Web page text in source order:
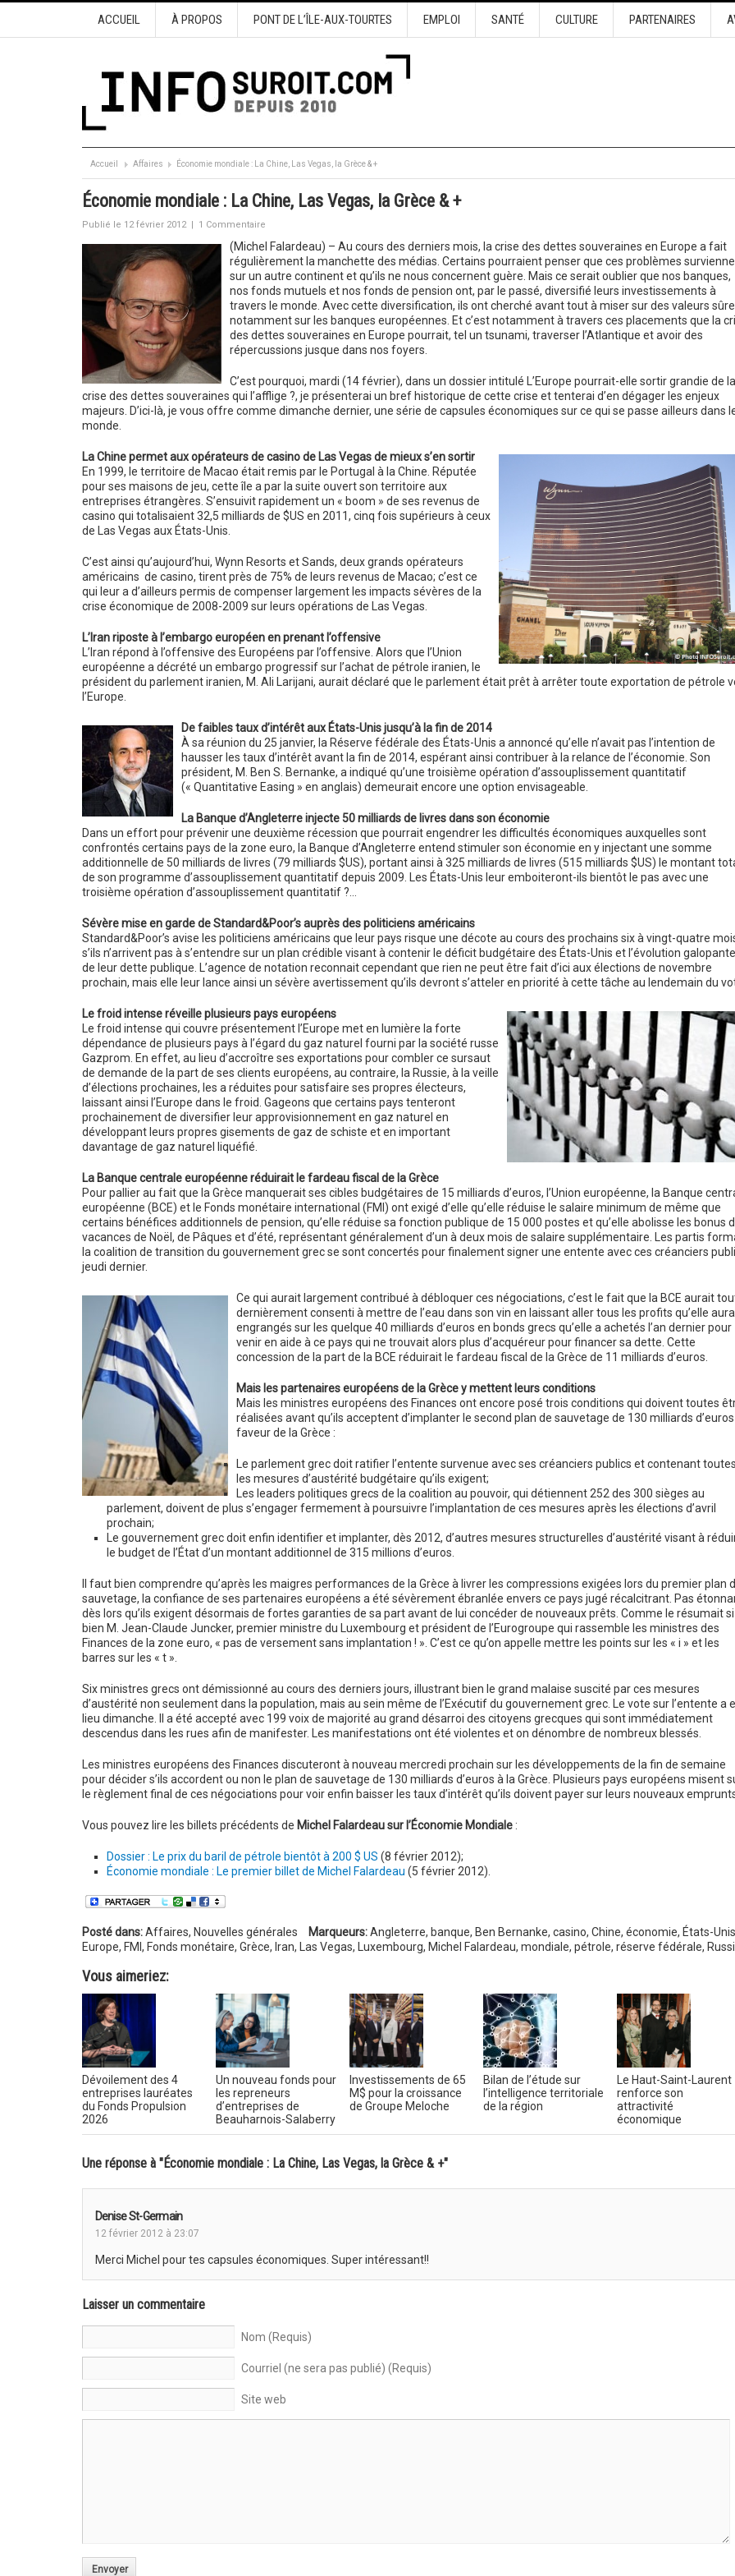
ACCUEIL À PROPOS PONT DE L’ÎLE-AUX-TOURTES EMPLOI SANTÉ CULTURE PARTENAIRES
Accueil Affaires Économie mondiale : La Chine, Las Vegas, la Grèce & +
Économie mondiale : La Chine, Las Vegas, la Grèce & +
Publié le 12 février 2012 | 1 Commentaire
(Michel Falardeau) – Au cours des derniers mois, la crise des dettes souveraines en Europe a fait
régulièrement la manchette des médias. Certains pourraient penser que ces problèmes
sur un autre continent et qu’ils ne nous concernent guère. Mais ce serait oublier que nos banques,
nos fonds mutuels et nos fonds de pension ont, par le passé, diversifié leurs investissements à
travers le monde. Avec cette diversification, ils ont cherché avant tout à miser sur des valeurs
notamment sur les banques européennes. Et c’est notamment à travers ces placements que la
des dettes souveraines en Europe pourrait, tel un tsunami, traverser l’Atlantique et avoir des
répercussions jusque dans nos foyers.
C’est pourquoi, mardi (14 février), dans un dossier intitulé L’Europe pourrait-elle sortir grandie de la
crise des dettes souveraines qui l’afflige ?, je présenterai un bref historique de cette crise et tenterai d’en dégager les enjeux
majeurs. D’ici-là, je vous offre comme dimanche dernier, une série de capsules économiques sur ce qui se passe ailleurs dans
monde.
La Chine permet aux opérateurs de casino de Las Vegas de mieux s’en sortir
En 1999, le territoire de Macao était remis par le Portugal à la Chine. Réputée
pour ses maisons de jeu, cette île a par la suite ouvert son territoire aux
entreprises étrangères. S’ensuivit rapidement un « boom » de ses revenus de
casino qui totalisaient 32,5 milliards de $US en 2011, cinq fois supérieurs à ceux
de Las Vegas aux États-Unis.
C’est ainsi qu’aujourd’hui, Wynn Resorts et Sands, deux grands opérateurs
américains de casino, tirent près de 75% de leurs revenus de Macao; c’est ce
qui leur a d’ailleurs permis de compenser largement les impacts sévères de la
crise économique de 2008-2009 sur leurs opérations de Las Vegas.
L’Iran riposte à l’embargo européen en prenant l’offensive
L’Iran répond à l’offensive des Européens par l’offensive. Alors que l’Union
européenne a décrété un embargo progressif sur l’achat de pétrole iranien, le
président du parlement iranien, M. Ali Larijani, aurait déclaré que le parlement était prêt à arrêter toute exportation de pétrole
l’Europe.
De faibles taux d’intérêt aux États-Unis jusqu’à la fin de 2014
À sa réunion du 25 janvier, la Réserve fédérale des États-Unis a annoncé qu’elle n’avait pas l’intention de
hausser les taux d’intérêt avant la fin de 2014, espérant ainsi contribuer à la relance de l’économie. Son
président, M. Ben S. Bernanke, a indiqué qu’une troisième opération d’assouplissement quantitatif
(« Quantitative Easing » en anglais) demeurait encore une option envisageable.
La Banque d’Angleterre injecte 50 milliards de livres dans son économie
Dans un effort pour prévenir une deuxième récession que pourrait engendrer les difficultés économiques auxquelles sont
confrontés certains pays de la zone euro, la Banque d’Angleterre entend stimuler son économie en y injectant une somme
additionnelle de 50 milliards de livres (79 milliards $US), portant ainsi à 325 milliards de livres (515 milliards $US) le montant
de son programme d’assouplissement quantitatif depuis 2009. Les États-Unis leur emboiteront-ils bientôt le pas avec une
troisième opération d’assouplissement quantitatif ?…
Sévère mise en garde de Standard&Poor’s auprès des politiciens américains
Standard&Poor’s avise les politiciens américains que leur pays risque une décote au cours des prochains six à vingt-quatre
s’ils n’arrivent pas à s’entendre sur un plan crédible visant à contenir le déficit budgétaire des États-Unis et l’évolution galopante
de leur dette publique. L’agence de notation reconnait cependant que rien ne peut être fait d’ici aux élections de novembre
prochain, mais elle leur lance ainsi un sévère avertissement qu’ils devront s’atteler en priorité à cette tâche au lendemain du
Le froid intense réveille plusieurs pays européens
Le froid intense qui couvre présentement l’Europe met en lumière la forte
dépendance de plusieurs pays à l’égard du gaz naturel fourni par la société russe
Gazprom. En effet, au lieu d’accroître ses exportations pour combler ce sursaut
de demande de la part de ses clients européens, au contraire, la Russie, à la veille
d’élections prochaines, les a réduites pour satisfaire ses propres électeurs,
laissant ainsi l’Europe dans le froid. Gageons que certains pays tenteront
prochainement de diversifier leur approvisionnement en gaz naturel en
développant leurs propres gisements de gaz de schiste et en important
davantage de gaz naturel liquéfié.
La Banque centrale européenne réduirait le fardeau fiscal de la Grèce
Pour pallier au fait que la Grèce manquerait ses cibles budgétaires de 15 milliards d’euros, l’Union européenne, la Banque
européenne (BCE) et le Fonds monétaire international (FMI) ont exigé d’elle qu’elle réduise le salaire minimum de même que
certains bénéfices additionnels de pension, qu’elle réduise sa fonction publique de 15 000 postes et qu’elle abolisse les bonus
vacances de Noël, de Pâques et d’été, représentant généralement d’un à deux mois de salaire supplémentaire. Les partis
la coalition de transition du gouvernement grec se sont concertés pour finalement signer une entente avec ces créanciers
jeudi dernier.
Ce qui aurait largement contribué à débloquer ces négociations, c’est le fait que la BCE aurait
dernièrement consenti à mettre de l’eau dans son vin en laissant aller tous les profits qu’elle
engrangés sur les quelque 40 milliards d’euros en bonds grecs qu’elle a achetés l’an dernier pour
venir en aide à ce pays qui ne trouvait alors plus d’acquéreur pour financer sa dette. Cette
concession de la part de la BCE réduirait le fardeau fiscal de la Grèce de 11 milliards d’euros.
Mais les partenaires européens de la Grèce y mettent leurs conditions
Mais les ministres européens des Finances ont encore posé trois conditions qui doivent toutes
réalisées avant qu’ils acceptent d’implanter le second plan de sauvetage de 130 milliards
faveur de la Grèce :
Le parlement grec doit ratifier l’entente survenue avec ses créanciers publics et contenant toutes
les mesures d’austérité budgétaire qu’ils exigent;
Les leaders politiques grecs de la coalition au pouvoir, qui détiennent 252 des 300 sièges au
parlement, doivent de plus s’engager fermement à poursuivre l’implantation de ces mesures après les élections d’avril
prochain;
Le gouvernement grec doit enfin identifier et implanter, dès 2012, d’autres mesures structurelles d’austérité visant à
le budget de l’État d’un montant additionnel de 315 millions d’euros.
Il faut bien comprendre qu’après les maigres performances de la Grèce à livrer les compressions exigées lors du premier plan
sauvetage, la confiance de ses partenaires européens a été sévèrement ébranlée envers ce pays jugé récalcitrant. Pas
dès lors qu’ils exigent désormais de fortes garanties de sa part avant de lui concéder de nouveaux prêts. Comme le résumait si
bien M. Jean-Claude Juncker, premier ministre du Luxembourg et président de l’Eurogroupe qui rassemble les ministres des
Finances de la zone euro, « pas de versement sans implantation ! ». C’est ce qu’on appelle mettre les points sur les « i » et les
barres sur les « t ».
Six ministres grecs ont démissionné au cours des derniers jours, illustrant bien le grand malaise suscité par ces mesures
d’austérité non seulement dans la population, mais au sein même de l’Exécutif du gouvernement grec. Le vote sur l’entente a
lieu dimanche. Il a été accepté avec 199 voix de majorité au grand désarroi des citoyens grecques qui sont immédiatement
descendus dans les rues afin de manifester. Les manifestations ont été violentes et on dénombre de nombreux blessés.
Les ministres européens des Finances discuteront à nouveau mercredi prochain sur les développements de la fin de semaine
pour décider s’ils accordent ou non le plan de sauvetage de 130 milliards d’euros à la Grèce. Plusieurs pays européens misent
le règlement final de ces négociations pour voir enfin baisser les taux d’intérêt qu’ils doivent payer sur leurs nouveaux
Vous pouvez lire les billets précédents de Michel Falardeau sur l’Économie Mondiale:
Dossier : Le prix du baril de pétrole bientôt à 200 $ US (8 février 2012);
Économie mondiale : Le premier billet de Michel Falardeau (5 février 2012).
Posté dans:Affaires, Nouvelles générales Marqueurs: Angleterre, banque, Ben Bernanke, casino, Chine, économie, États-Unis
Europe, FMI , Fonds monétaire, Grèce, Iran, Las Vegas, Luxembourg, Michel Falardeau, mondiale, pétrole, réserve fédérale,
Vous aimeriez:
Dévoilement des 4
entreprises lauréates
du Fonds Propulsion
2026
Un nouveau fonds pour
les repreneurs
d’entreprises de
Beauharnois-Salaberry
Investissements de 65
M$ pour la croissance
de Groupe Meloche
Bilan de l’étude sur
l’intelligence territoriale
de la région
Le Haut-Saint-Laurent
renforce son
attractivité
économique
Une réponse à "Économie mondiale : La Chine, Las Vegas, la Grèce & +"
Denise St-Germain
12 février 2012 à 23:07
Merci Michel pour tes capsules économiques. Super intéressant!!
Laisser un commentaire
Nom (Requis)
Courriel (ne sera pas publié) (Requis)
Site web
Envoyer